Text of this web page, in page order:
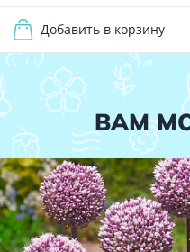
Добавить в корзину
ВАМ